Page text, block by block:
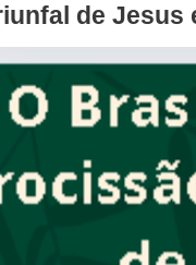
de Jesus